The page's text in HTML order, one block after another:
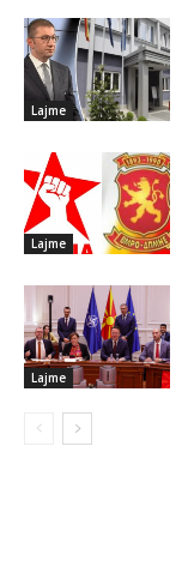
Lajme
Lajme
Lajme